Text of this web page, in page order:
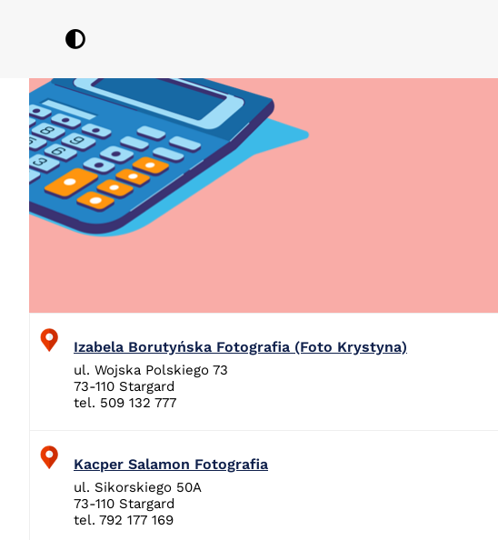
zawartości
Izabela Borutyńska Fotografia (Foto Krystyna)
ul. Wojska Polskiego 73
73-110 Stargard
tel. 509 132 777
Kacper Salamon Fotografia
ul. Sikorskiego 50A
73-110 Stargard
tel. 792 177 169